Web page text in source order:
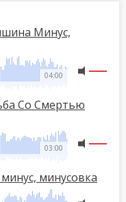
Минус,
04:00
Со Смертью
03:00
минусовка